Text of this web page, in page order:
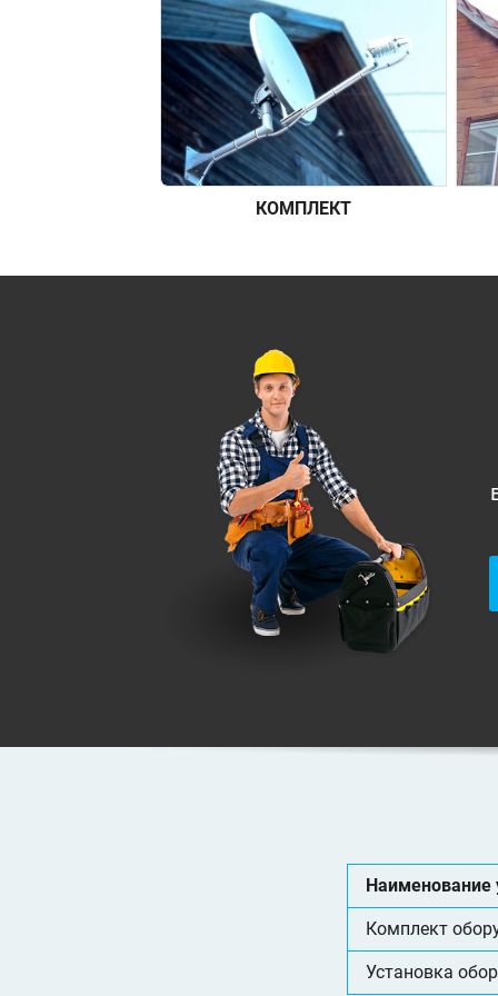
КОМПЛЕКТ
Наименование
Комплект
Установка